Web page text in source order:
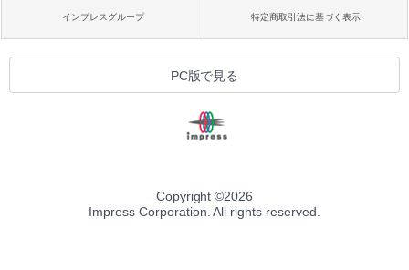
インプレスグループ 特定商取引法に基づく表示
PC版で見る
Copyright ©2026
Impress Corporation. All rights reserved.